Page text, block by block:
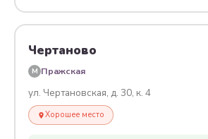
Чертаново
M Пражская
ул. Чертановская, д. 30, к. 4
Хорошее место